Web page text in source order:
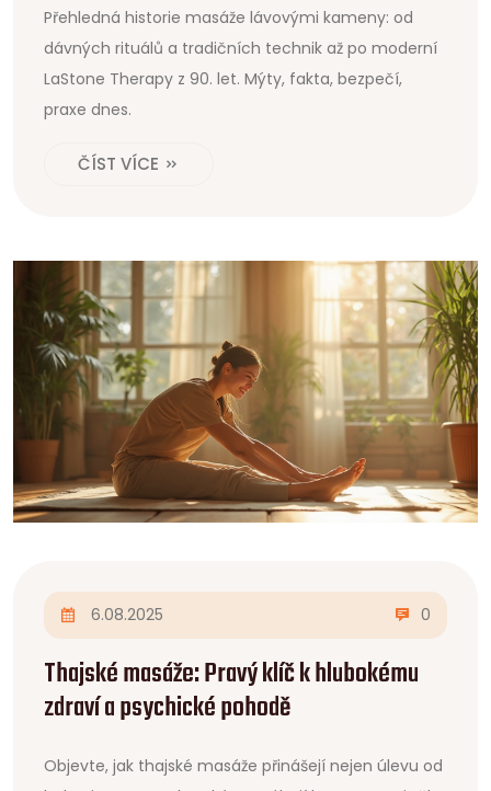
Přehledná historie masáže lávovými kameny: od
dávných rituálů a tradičních technik až po moderní
LaStone Therapy z 90. let. Mýty, fakta, bezpečí,
praxe dnes.
ČÍST VÍCE
6.08.2025 0
Thajské masáže: Pravý klíč k hlubokému
zdraví a psychické pohodě
Objevte, jak thajské masáže přinášejí nejen úlevu od